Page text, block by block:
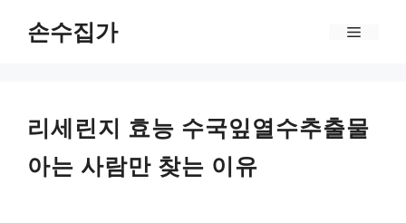
손수집가 Menu
리세린지 효능 수국잎열수추출물
아는 사람만 찾는 이유